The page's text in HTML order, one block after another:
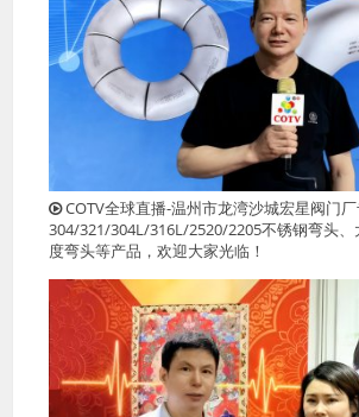
COTV全球直播-温州市龙湾沙城宏星阀门
304/321/304L/316L/2520/2205不锈钢弯头
度弯头等产品，欢迎大家光临！